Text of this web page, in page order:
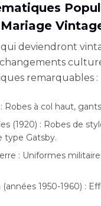
qui deviendront
remarquables :
Robes à col haut,
(1920) : Robes de
type Gatsby.
: Uniformes
1950-1960) :